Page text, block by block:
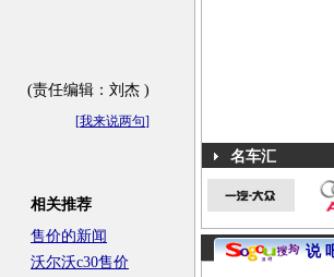
(责任编辑：刘杰 )
[我来说两句]
相关推荐
售价的新闻
沃尔沃c30售价
名车汇
说